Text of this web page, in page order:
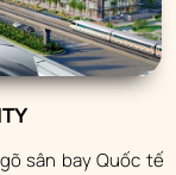
sân bay Quốc tế